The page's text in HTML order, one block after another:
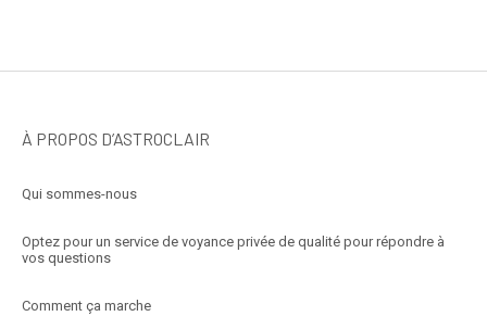
À PROPOS D’ASTROCLAIR
Qui sommes-nous
Optez pour un service de voyance privée de qualité pour répondre à
vos questions
Comment ça marche